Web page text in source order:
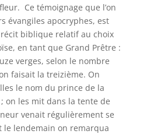
Ce témoignage que l’on
évangiles apocryphes, est
biblique relatif au choix
en tant que Grand Prêtre :
verges, selon le nombre
faisait la treizième. On
le nom du prince de la
on les mit dans la tente de
venait régulièrement se
le lendemain on remarqua